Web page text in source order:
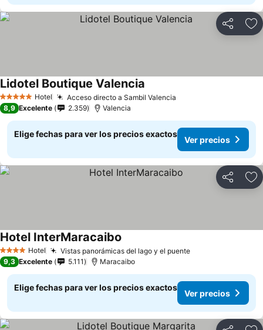
Compartir
5 Estrellas Hotel Acceso directo a Sambil Valencia
Lidotel Boutique Valencia
8,9 Excelente 2.359 Valencia
Elige fechas para ver los precios exactos
Ver precios
Compartir
4 EstrellasHotel Vistas panorámicas del lago y el puente
Hotel InterMaracaibo
9,3 Excelente 5.111 Maracaibo
Elige fechas para ver los precios exactos
Ver precios